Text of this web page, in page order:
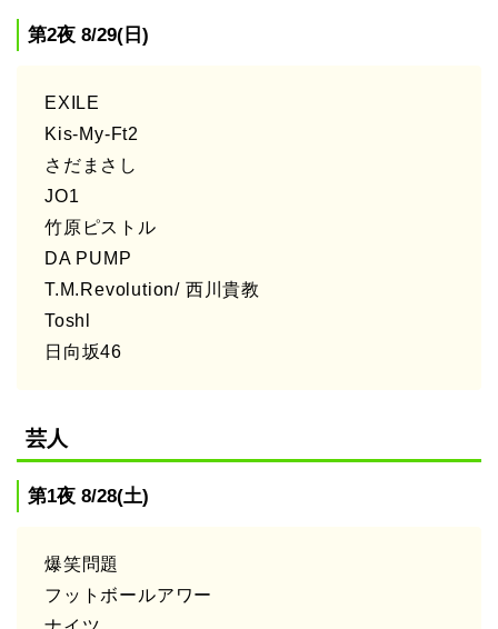
第2夜 8/29(日)
EXILE
Kis-My-Ft2
さだまさし
JO1
竹原ピストル
DA PUMP
T.M.Revolution/ 西川貴教
Toshl
日向坂46
芸人
第1夜 8/28(土)
爆笑問題
フットボールアワー